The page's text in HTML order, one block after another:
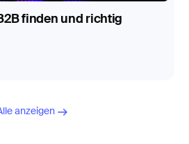
finden und richtig
anzeigen